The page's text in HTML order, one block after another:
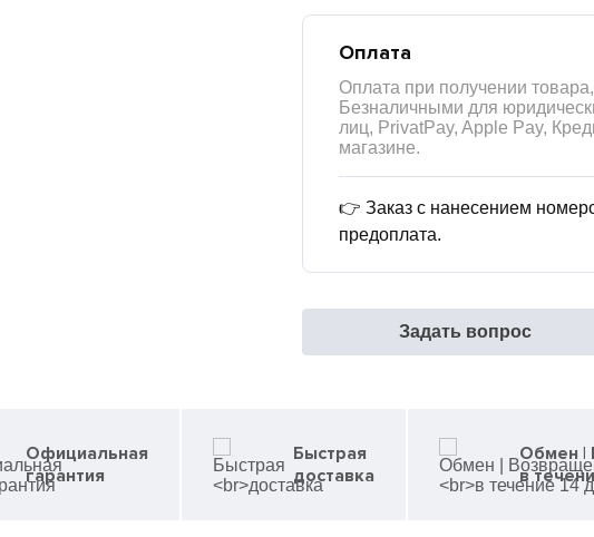
Оплата
Оплата при получении
Безналичными для
лиц, PrivatPay, Apple Pay,
магазине.
👉 Заказ с нанесением
предоплата.
Задать вопрос
Официальная
гарантия
Быстрая
доставка
Обмен |
в